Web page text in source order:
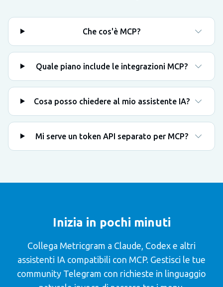
Che cos'è MCP?
Quale piano include le integrazioni MCP?
Cosa posso chiedere al mio assistente IA?
Mi serve un token API separato per MCP?
Inizia in pochi minuti
Collega Metricgram a Claude, Codex e altri
assistenti IA compatibili con MCP. Gestisci le tue
community Telegram con richieste in linguaggio